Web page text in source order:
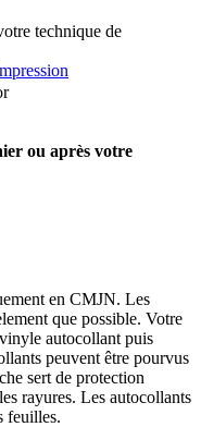
technique de
ou après votre
en CMJN. Les
que possible. Votre
autocollant puis
peuvent être pourvus
sert de protection
rayures. Les autocollants
feuilles.